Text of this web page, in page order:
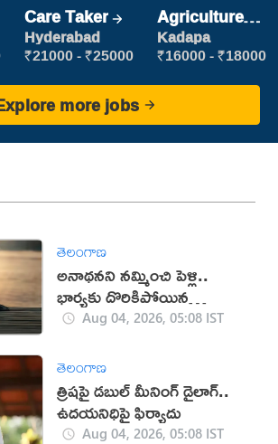
Care Taker
Hyderabad
₹21000 - ₹25000
Agriculture
Labour
Kadapa
₹16000 - ₹18000
more jobs
తెలంగాణ
అనాథనని నమ్మించి పెళ్లి..
భార్యకు దొరికిపోయిన
మోసగాడు!
Aug 04, 2026, 05:08 IST
తెలంగాణ
త్రిషపై డబుల్ మీనింగ్ డైలాగ్..
ఉదయనిధిపై ఫిర్యాదు
Aug 04, 2026, 05:08 IST